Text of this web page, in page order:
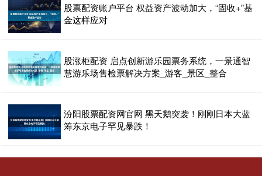
股票配资账户平台 权益资产波动加大，“固收+”基
金这样应对
股涨柜配资 启点创新游乐园票务系统，一景通智
慧游乐场售检票解决方案_游客_景区_整合
汾阳股票配资网官网 黑天鹅突袭！刚刚日本大蓝
筹东京电子罕见暴跌！